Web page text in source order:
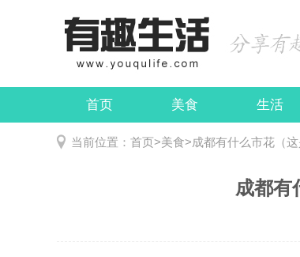
首页 美食 生活
娱乐 民俗
当前位置： 首页>美食>成都有什么市花（这
成都有